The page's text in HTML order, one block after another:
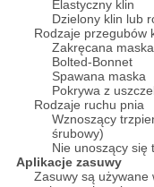
Elastyczny klin
Dzielony klin lub
Rodzaje przegubów
Zakręcana maska
Bolted-Bonnet
Spawana maska
Pokrywa z
Rodzaje ruchu pnia
Wznoszący
śrubowy)
Nie unoszący się
Aplikacje zasuwy
Zasuwy są używane